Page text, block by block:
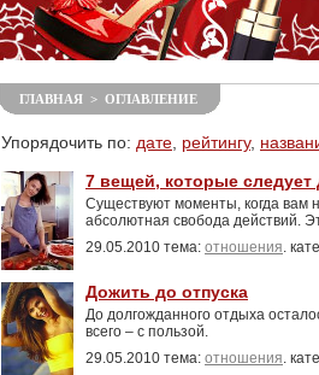
ГЛАВНАЯ > ОГЛАВЛЕНИЕ
Упорядочить по: дате рейтингу,
7 вещей, которые следует
Существуют моменты, когда вам
абсолютная свобода действий.
29.05.2010 тема: отношения.
Дожить до отпуска
До долгожданного отдыха
всего – с пользой.
29.05.2010 тема: отношения.